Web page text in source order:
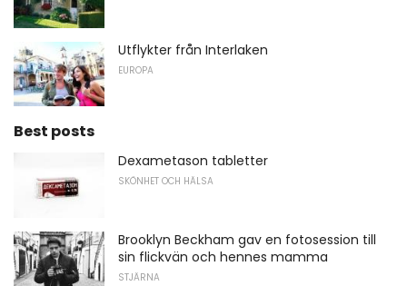
Utflykter från Interlaken
EUROPA
Best posts
Dexametason tabletter
SKÖNHET OCH HÄLSA
Brooklyn Beckham gav en fotosession till
sin flickvän och hennes mamma
STJÄRNA